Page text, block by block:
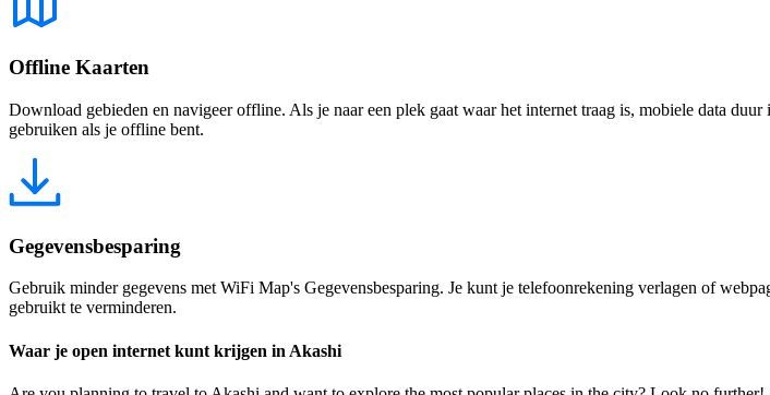
Offline Kaarten
Download gebieden en navigeer offline. Als je naar een plek gaat waar het internet traag is, mobiele data
gebruiken als je offline bent.
Gegevensbesparing
Gebruik minder gegevens met WiFi Map's Gegevensbesparing. Je kunt je telefoonrekening verlagen of
gebruikt te verminderen.
Waar je open internet kunt krijgen in Akashi